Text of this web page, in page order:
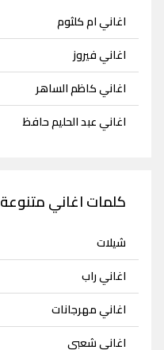
اغاني ام كلثوم
اغاني فيروز
اغاني كاظم الساهر
اغاني عبد الحليم حافظ
كلمات اغاني متنوعة
شيلات
اغاني راب
اغاني مهرجانات
اغاني شعبي